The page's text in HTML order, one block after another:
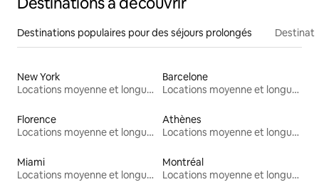
Destinations populaires pour des séjours prolongés
New York
Locations moyenne et longue durée
Barcelone
Locations moyenne et longue durée
Florence
Locations moyenne et longue durée
Athènes
Locations moyenne et longue durée
Miami
Locations moyenne et longue durée
Montréal
Locations moyenne et longue durée